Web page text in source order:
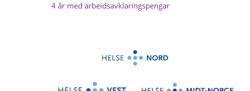
4 år med arbeidsavklaringspengar